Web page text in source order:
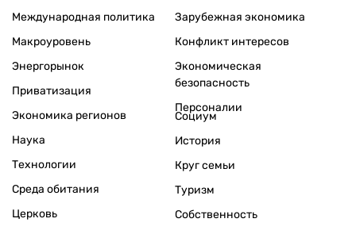
Международная политика
Макроуровень
Энергорынок
Приватизация
Экономика регионов
Зарубежная экономика
Конфликт интересов
Экономическая
безопасность
Персоналии
Наука
Технологии
Среда обитания
Церковь
Социум
История
Круг семьи
Туризм
Собственность